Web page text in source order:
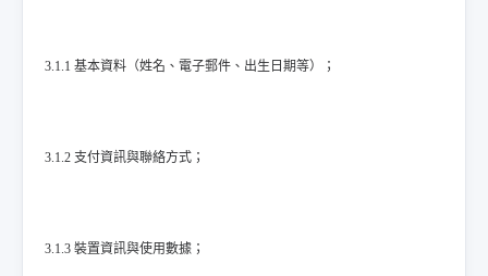
3.1.1 基本資料（姓名、電子郵件、出生日期等）；
3.1.2 支付資訊與聯絡方式；
3.1.3 裝置資訊與使用數據；